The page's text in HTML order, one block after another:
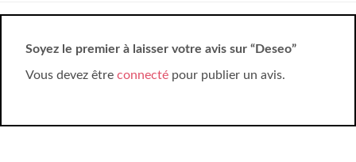
Soyez le premier à laisser votre avis sur “Deseo”
Vous devez être connecté pour publier un avis.